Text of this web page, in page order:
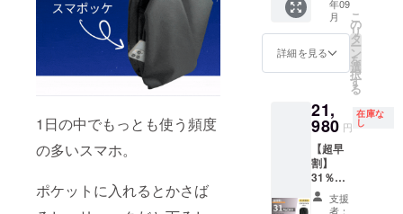
1日の中でもっとも使う頻度
の多いスマホ。
ポケットに入れるとかさば
使用部
材の供
況、製
造工程
より出
荷時期
が遅れ
る場合
があり
ます。
※皆様の
売予定
価格に
送料を
含む合
です。
※デザイ
ン・仕
様は変
更にな
る可能
性もご
円でご
支援可
能で
す。 〇
発送品
(6月末
発送予
定)の商
品とな
りま
す。 ※
消費税
ペア割
41,460
円 (税
込・送
料込) カ
ブラッ
ク 一般
販売予
定価
格：
64,000
円が
【35%
年09
月
詳細を見る
こ
の
リ
タ
ー
ン
を
選
択
す
る
21,
980 円
在庫な
し
【超早
割】
31％OF
F
QUICK
支援
者：